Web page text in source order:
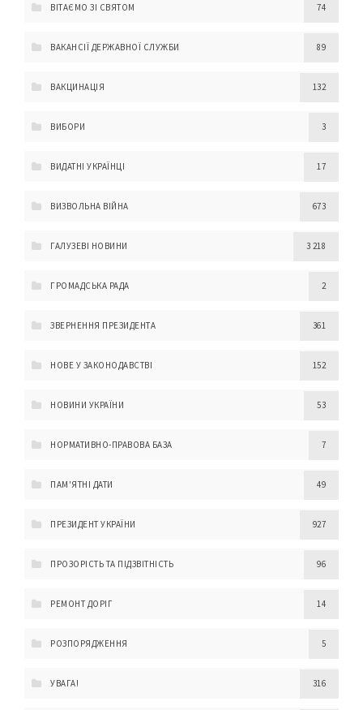
ВІТАЄМО ЗІ СВЯТОМ 74
ВАКАНСІЇ ДЕРЖАВНОЇ СЛУЖБИ 89
ВАКЦИНАЦІЯ 132
ВИБОРИ 3
ВИДАТНІ УКРАЇНЦІ 17
ВИЗВОЛЬНА ВІЙНА 673
ГАЛУЗЕВІ НОВИНИ 3 218
ГРОМАДСЬКА РАДА 2
ЗВЕРНЕННЯ ПРЕЗИДЕНТА 361
НОВЕ У ЗАКОНОДАВСТВІ 152
НОВИНИ УКРАЇНИ 53
НОРМАТИВНО-ПРАВОВА БАЗА 7
ПАМ'ЯТНІ ДАТИ 49
ПРЕЗИДЕНТ УКРАЇНИ 927
ПРОЗОРІСТЬ ТА ПІДЗВІТНІСТЬ 96
РЕМОНТ ДОРІГ 14
РОЗПОРЯДЖЕННЯ 5
УВАГА! 316